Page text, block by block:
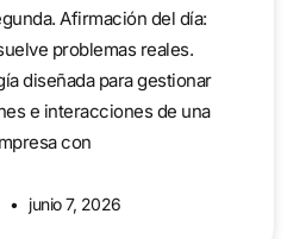
Afirmación del día:
problemas reales.
diseñada para gestionar
e interacciones de una
con
junio 7, 2026